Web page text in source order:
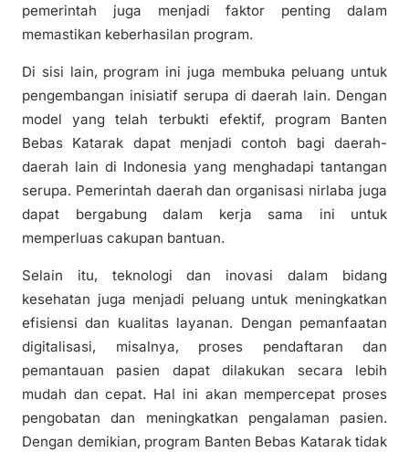
pemerintah juga menjadi faktor penting dalam
memastikan keberhasilan program.
Di sisi lain, program ini juga membuka peluang untuk
pengembangan inisiatif serupa di daerah lain. Dengan
model yang telah terbukti efektif, program Banten
Bebas Katarak dapat menjadi contoh bagi daerah-
daerah lain di Indonesia yang menghadapi tantangan
serupa. Pemerintah daerah dan organisasi nirlaba juga
dapat bergabung dalam kerja sama ini untuk
memperluas cakupan bantuan.
Selain itu, teknologi dan inovasi dalam bidang
kesehatan juga menjadi peluang untuk meningkatkan
efisiensi dan kualitas layanan. Dengan pemanfaatan
digitalisasi, misalnya, proses pendaftaran dan
pemantauan pasien dapat dilakukan secara lebih
mudah dan cepat. Hal ini akan mempercepat proses
pengobatan dan meningkatkan pengalaman pasien.
Dengan demikian, program Banten Bebas Katarak tidak